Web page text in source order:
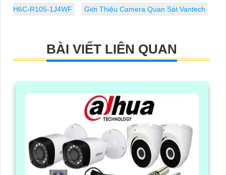
H6C-R105-1J4WF
Giới Thiệu Camera Quan Sát Vantech
BÀI VIẾT LIÊN QUAN